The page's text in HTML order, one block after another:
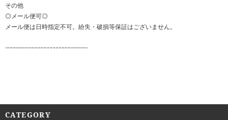
その他
◎メール便可◎
メール便は日時指定不可。紛失・破損等保証はございません。
‥‥‥‥‥‥‥‥‥‥‥‥‥‥‥‥‥‥‥‥‥‥‥‥‥‥‥
CATEGORY